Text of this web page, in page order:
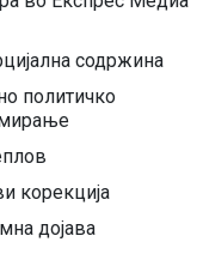
содржина
политичко
корекција
дојава